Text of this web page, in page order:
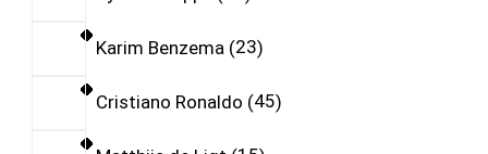
Karim Benzema 23
Cristiano Ronaldo 45